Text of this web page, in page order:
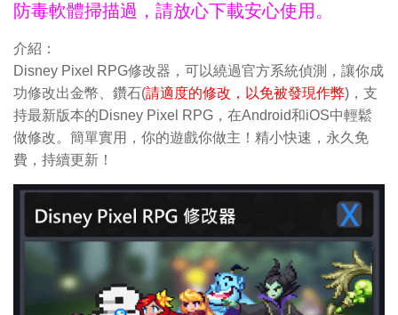
防毒軟體掃描過，請放心下載安心使用。
介紹：
Disney Pixel RPG修改器，可以繞過官方系統偵測，讓你成
功修改出金幣、鑽石(請適度的修改，以免被發現作弊)，支
持最新版本的Disney Pixel RPG，在Android和iOS中輕鬆
做修改。簡單實用，你的遊戲你做主！精小快速，永久免
費，持續更新！